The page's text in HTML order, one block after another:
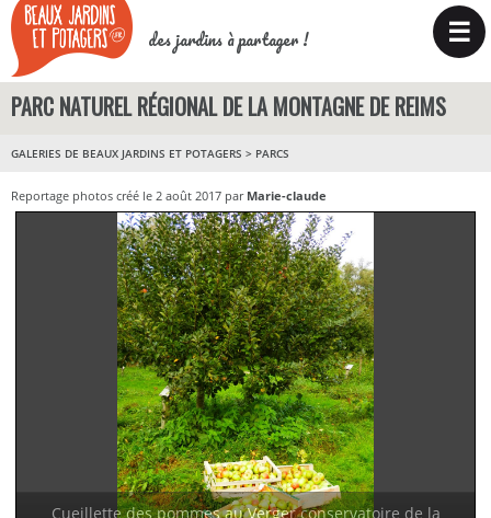
des jardins à partager ! ☰
PARC NATUREL RÉGIONAL DE LA MONTAGNE DE REIMS
GALERIES DE BEAUX JARDINS ET POTAGERS > PARCS
Reportage photos créé le 2 août 2017 par Marie-claude
Cueillette des pommes au Verger conservatoire de la